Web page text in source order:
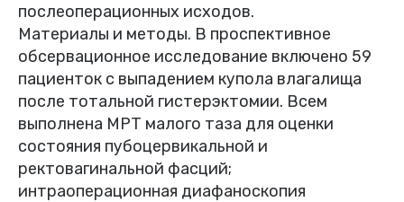
послеоперационных исходов.
Материалы и методы. В проспективное
обсервационное исследование включено 59
пациенток с выпадением купола влагалища
после тотальной гистерэктомии. Всем
выполнена МРТ малого таза для оценки
состояния пубоцервикальной и
ректовагинальной фасций;
интраоперационная диафаноскопия